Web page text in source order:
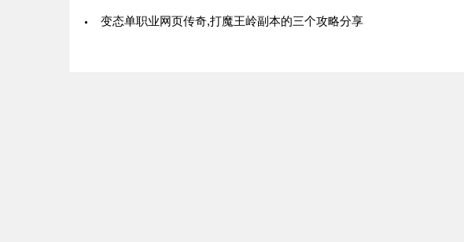
变态单职业网页传奇,打魔王岭副本的三个攻略分享